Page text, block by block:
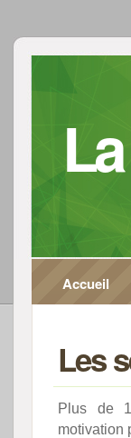
Accueil
Les
Plus de
motivation